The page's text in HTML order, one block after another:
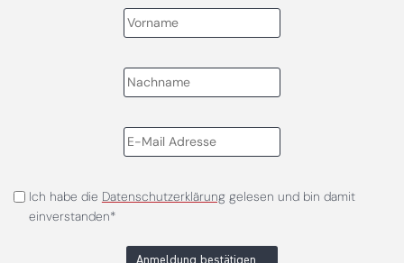
Ich habe die Datenschutzerklärunggelesen und bin damit
einverstanden*
Anmeldung bestätigen